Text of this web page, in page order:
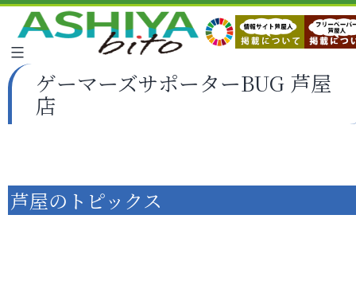
ゲーマーズサポーターBUG 芦屋
店
芦屋のトピックス